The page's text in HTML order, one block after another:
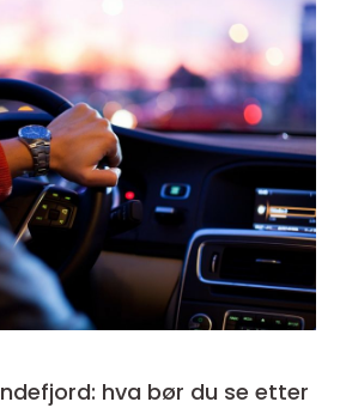
hva bør du se etter